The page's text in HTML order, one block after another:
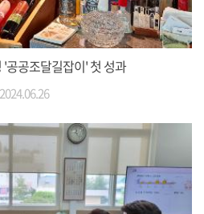
공공조달길잡이' 첫 성과
2024.06.26